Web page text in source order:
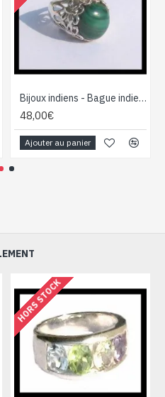
Bijoux indiens - Bague indienne Malachite
48,00€
Ajouter au panier
HORS STOCK